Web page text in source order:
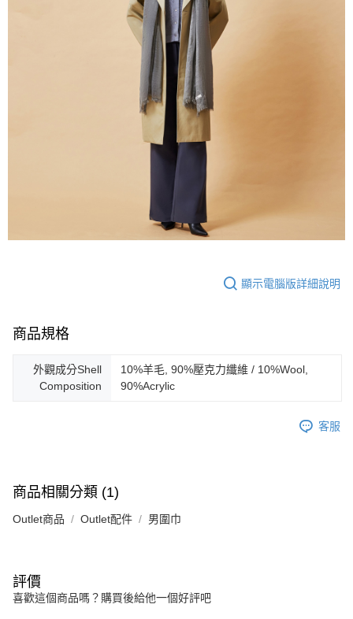
顯示電腦版詳細說明
商品規格
外觀成分Shell
Composition
10%羊毛, 90%壓克力纖維 / 10%Wool,
90%Acrylic
客服
商品相關分類 (1)
Outlet商品 Outlet配件 男圍巾
評價
喜歡這個商品嗎？購買後給他一個好評吧